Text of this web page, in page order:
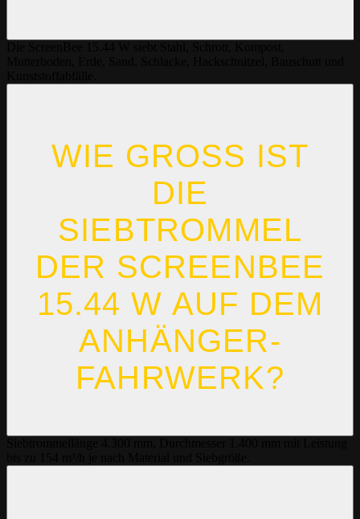
WIE GROSS IST D
IE S
IEBTROMMEL D
ER SCREENBEE
15.44 W AUF DEM A
NHÄNGER-F
AHRWERK?